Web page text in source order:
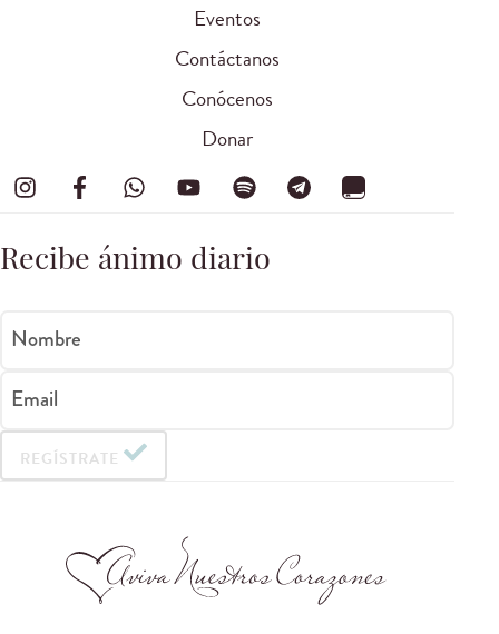
Eventos
Contáctanos
Conócenos
Donar
Recibe ánimo diario
Nombre
Email
REGÍSTRATE